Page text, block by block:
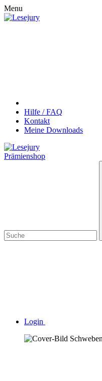
Menu
Hilfe / FAQ
Kontakt
Meine Downloads
Prämienshop
Login